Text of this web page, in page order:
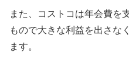
また、コストコは年会費を
もので大きな利益を出さな
ます。